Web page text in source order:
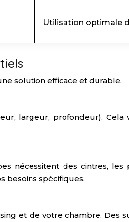
Utilisation optimale
solution efficace et durable.
largeur, profondeur).
nécessitent des cintres,
besoins spécifiques.
et de votre chambre.